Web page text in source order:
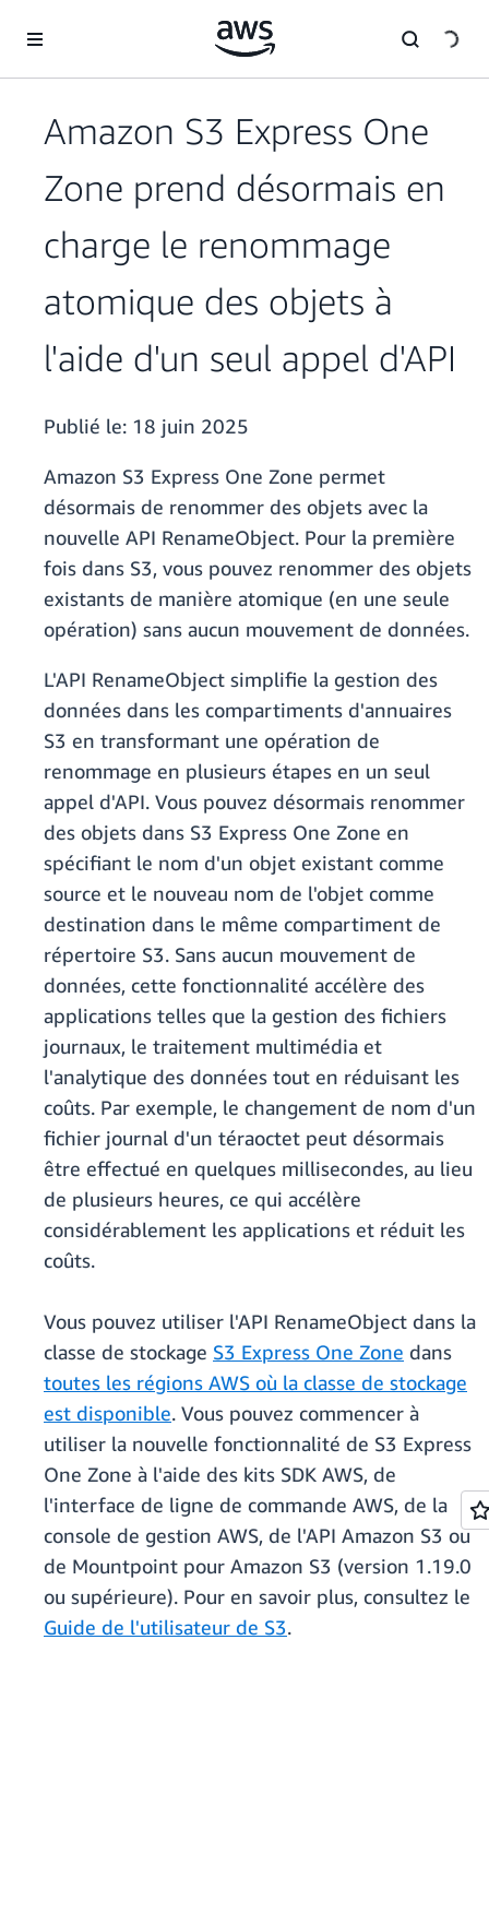
Amazon S3 Express One
Zone prend désormais en
charge le renommage
atomique des objets à
l'aide d'un seul appel d'API
Publié le: 18 juin 2025
Amazon S3 Express One Zone permet
désormais de renommer des objets avec la
nouvelle API RenameObject. Pour la première
fois dans S3, vous pouvez renommer des objets
existants de manière atomique (en une seule
opération) sans aucun mouvement de données.
L'API RenameObject simplifie la gestion des
données dans les compartiments d'annuaires
S3 en transformant une opération de
renommage en plusieurs étapes en un seul
appel d'API. Vous pouvez désormais renommer
des objets dans S3 Express One Zone en
spécifiant le nom d'un objet existant comme
source et le nouveau nom de l'objet comme
destination dans le même compartiment de
répertoire S3. Sans aucun mouvement de
données, cette fonctionnalité accélère des
applications telles que la gestion des fichiers
journaux, le traitement multimédia et
l'analytique des données tout en réduisant les
coûts. Par exemple, le changement de nom d'un
fichier journal d'un téraoctet peut désormais
être effectué en quelques millisecondes, au lieu
de plusieurs heures, ce qui accélère
considérablement les applications et réduit les
coûts.
Vous pouvez utiliser l'API RenameObject dans la
classe de stockage S3 Express One Zone dans
toutes les régions AWS où la classe de stockage
est disponible. Vous pouvez commencer à
utiliser la nouvelle fonctionnalité de S3 Express
One Zone à l'aide des kits SDK AWS, de
l'interface de ligne de commande AWS, de la
console de gestion AWS, de l'API Amazon S3 ou
de Mountpoint pour Amazon S3 (version 1.19.0
ou supérieure). Pour en savoir plus, consultez le
Guide de l'utilisateur de S3.